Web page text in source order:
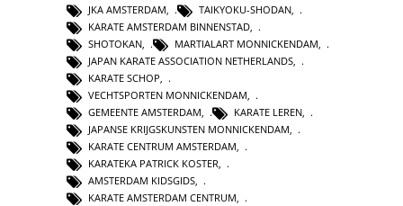
JKA AMSTERDAM
TAIKYOKU-SHODAN
KARATE AMSTERDAM BINNENSTAD
SHOTOKAN
MARTIALART MONNICKENDAM
JAPAN KARATE ASSOCIATION NETHERLANDS
KARATE SCHOP
VECHTSPORTEN MONNICKENDAM,
GEMEENTE AMSTERDAM, KARATE LEREN,
JAPANSE KRIJGSKUNSTEN MONNICKENDAM,
KARATE CENTRUM AMSTERDAM,
KARATEKA PATRICK KOSTER,
AMSTERDAM KIDSGIDS,
KARATE AMSTERDAM CENTRUM,